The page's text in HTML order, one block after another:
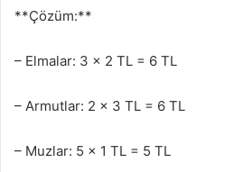
**Çözüm:**
– Elmalar: 3 x 2 TL = 6 TL
– Armutlar: 2 x 3 TL = 6 TL
– Muzlar: 5 x 1 TL = 5 TL